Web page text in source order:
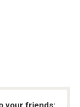
your friends: